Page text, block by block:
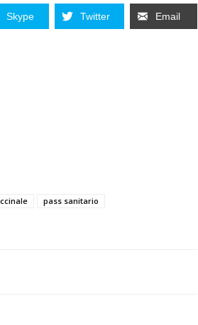
Skype Twitter Email
pass sanitario